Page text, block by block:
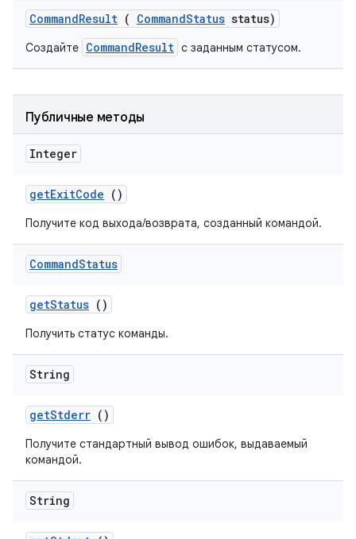
CommandResult ( CommandStatus status)
Создайте CommandResult с заданным статусом.
Публичные методы
Integer
getExitCode ()
Получите код выхода/возврата, созданный командой.
CommandStatus
getStatus ()
Получить статус команды.
String
getStderr ()
Получите стандартный вывод ошибок, выдаваемый
командой.
String